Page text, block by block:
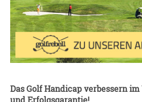
Das Golf Handicap verbessern